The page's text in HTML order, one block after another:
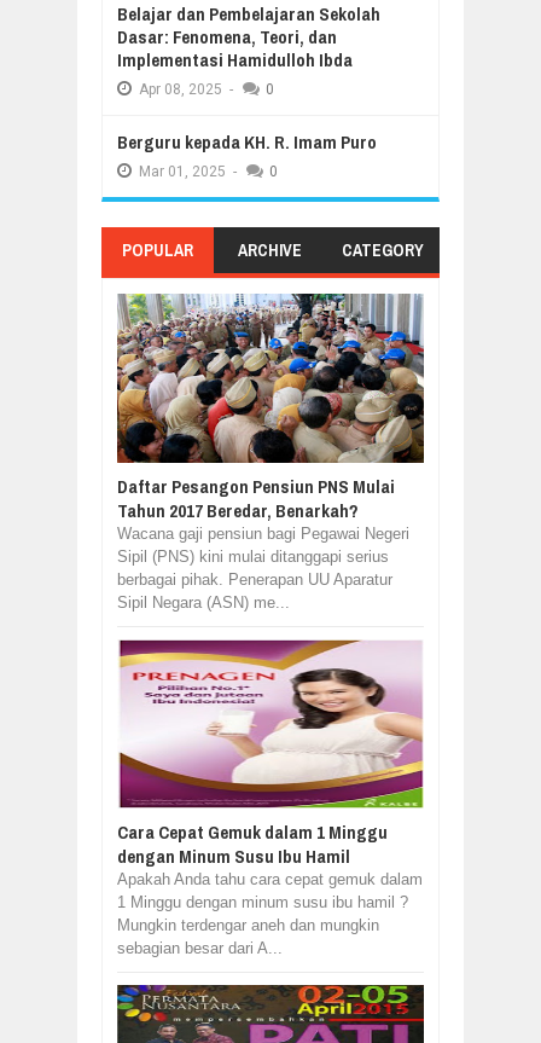
Belajar dan Pembelajaran Sekolah
Dasar: Fenomena, Teori, dan
Implementasi Hamidulloh Ibda
Apr 08, 2025 - 0
Berguru kepada KH. R. Imam Puro
Mar 01, 2025 - 0
POPULAR ARCHIVE CATEGORY
Daftar Pesangon Pensiun PNS Mulai
Tahun 2017 Beredar, Benarkah?
Wacana gaji pensiun bagi Pegawai Negeri
Sipil (PNS) kini mulai ditanggapi serius
berbagai pihak. Penerapan UU Aparatur
Sipil Negara (ASN) me...
Cara Cepat Gemuk dalam 1 Minggu
dengan Minum Susu Ibu Hamil
Apakah Anda tahu cara cepat gemuk dalam
1 Minggu dengan minum susu ibu hamil ?
Mungkin terdengar aneh dan mungkin
sebagian besar dari A...